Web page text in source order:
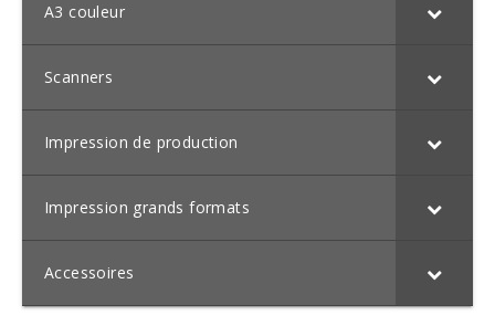
A3 couleur
Scanners
Impression de production
Impression grands formats
Accessoires